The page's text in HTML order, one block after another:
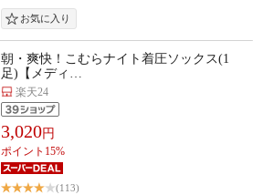
朝・爽快！こむらナイト着圧ソックス(1
足)【メディ…
楽天24
3,020円
ポイント15%
(113)